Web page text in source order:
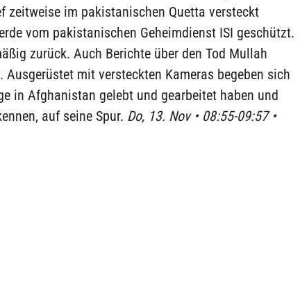
zeitweise im pakistanischen Quetta versteckt
vom pakistanischen Geheimdienst ISI geschützt.
zurück. Auch Berichte über den Tod Mullah
Ausgerüstet mit versteckten Kameras begeben sich
in Afghanistan gelebt und gearbeitet haben und
auf seine Spur. Do, 13. Nov • 08:55-09:57 •